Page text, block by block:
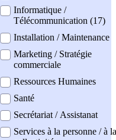
Informatique /
Télécommunication (17)
Installation / Maintenance
Marketing / Stratégie
commerciale
Ressources Humaines
Santé
Secrétariat / Assistanat
Services à la personne / à la